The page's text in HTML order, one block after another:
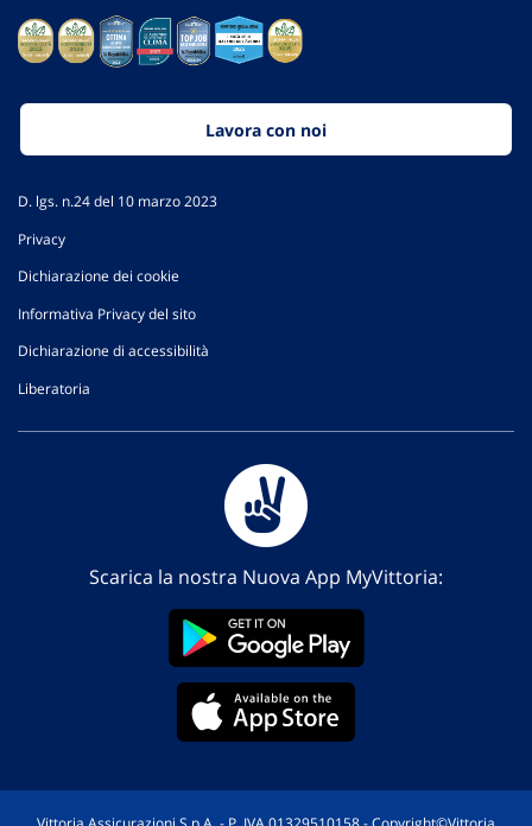
Lavora con noi
D. lgs. n.24 del 10 marzo 2023
Privacy
Dichiarazione dei cookie
Informativa Privacy del sito
Dichiarazione di accessibilità
Liberatoria
Scarica la nostra Nuova App MyVittoria:
Vittoria Assicurazioni S.p.A. - P. IVA 01329510158 - Copyright©Vittoria